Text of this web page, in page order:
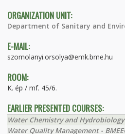
ORGANIZATION UNIT:
Department of Sanitary and
E-MAIL:
szomolanyi.orsolya@emk.bme.hu
ROOM:
K. ép / mf. 45/6.
EARLIER PRESENTED COURSES:
Water Chemistry and Hydrobiology
Water Quality Management -